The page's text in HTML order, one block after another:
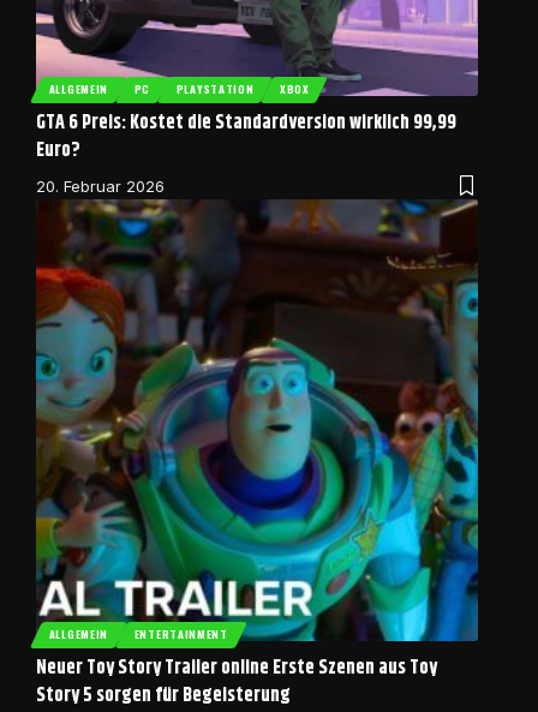
ALLGEMEIN PC PLAYSTATION XBOX
GTA 6 Preis: Kostet die Standardversion wirklich 99,99
Euro?
20. Februar 2026
ALLGEMEIN ENTERTAINMENT
Neuer Toy Story Trailer online Erste Szenen aus Toy
Story 5 sorgen für Begeisterung